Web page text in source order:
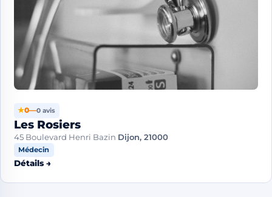
★0—0 avis
Les Rosiers
45 Boulevard Henri Bazin Dijon, 21000
Médecin
Détails →